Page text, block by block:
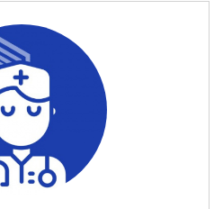
(4)
(2)